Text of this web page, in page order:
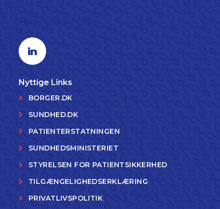
Linkedin profil
Nyttige Links
BORGER.DK
SUNDHED.DK
PATIENTERSTATNINGEN
SUNDHEDSMINISTERIET
STYRELSEN FOR PATIENTSIKKERHED
TILGÆNGELIGHEDSERKLÆRING
PRIVATLIVSPOLITIK